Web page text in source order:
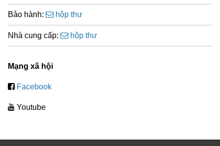
Bảo hành: hộp thư
Nhà cung cấp: hộp thư
Mạng xã hội
Facebook
Youtube